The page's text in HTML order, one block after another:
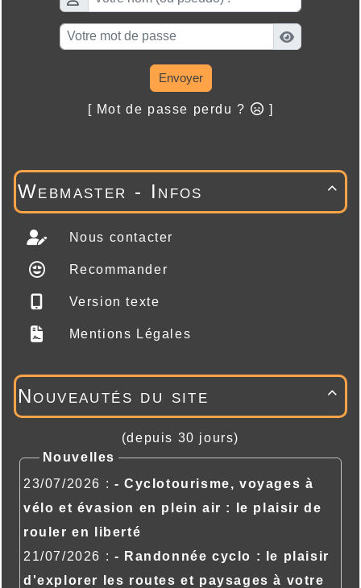
Envoyer
[ Mot de passe perdu ? ]

Webmaster - Infos
Nous contacter
Recommander
Version texte
Mentions Légales

Nouveautés du site
(depuis 30 jours)
Nouvelles
23/07/2026 : - Cyclotourisme, voyages à
vélo et évasion en plein air : le plaisir de
rouler en liberté
21/07/2026 : - Randonnée cyclo : le plaisir
d'explorer les routes et paysages à votre